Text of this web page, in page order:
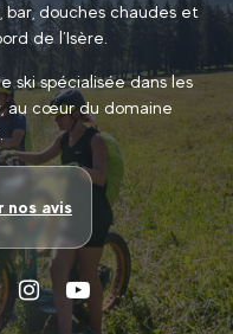
douches chaudes et
de l’Isère.
ski spécialisée dans les
au cœur du domaine
nos avis